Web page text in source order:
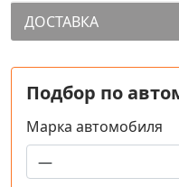
ДОСТАВКА
Подбор по
Марка автомобиля